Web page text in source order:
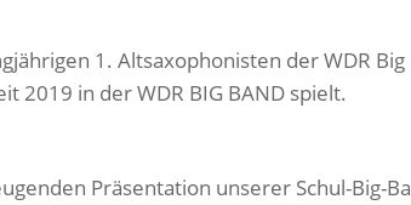
1. Altsaxophonisten der WDR Big
2019 in der WDR BIG BAND spielt.
Präsentation unserer Schul-Big-